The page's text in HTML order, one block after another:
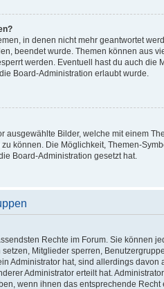
in denen nicht mehr geantwortet
beendet wurde. Themen können aus
werden. Eventuell hast du auch die
Board-Administration erlaubt wurde.
ausgewählte Bilder, welche mit einem
können. Die Möglichkeit, Themen-
Board-Administration gesetzt hat.
Rechte im Forum. Sie können
Mitglieder sperren,
Administrator hat, sind allerdings
Administrator erteilt hat.
wenn ihnen das entsprechende Recht